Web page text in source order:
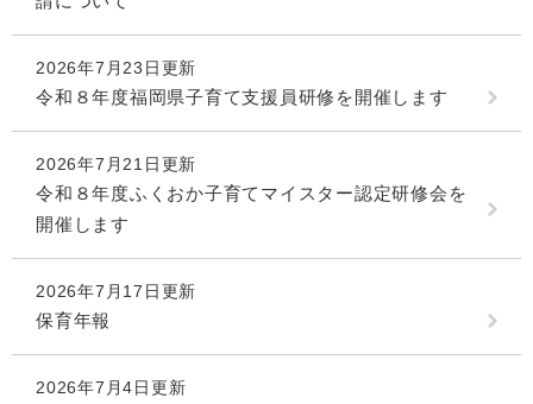
2026年7月23日更新
令和８年度福岡県子育て支援員研修を開催します
2026年7月21日更新
令和８年度ふくおか子育てマイスター認定研修会を
開催します
2026年7月17日更新
保育年報
2026年7月4日更新